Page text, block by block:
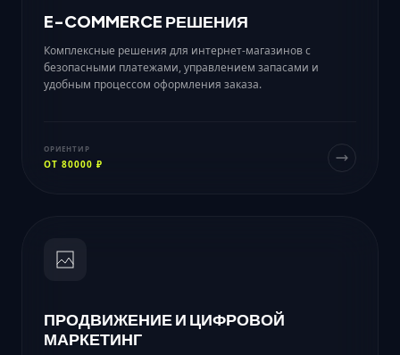
E-COMMERCE РЕШЕНИЯ
Комплексные решения для интернет-магазинов с
безопасными платежами, управлением запасами и
удобным процессом оформления заказа.
ОРИЕНТИР
ОТ 80000 ₽
ПРОДВИЖЕНИЕ И ЦИФРОВОЙ
МАРКЕТИНГ